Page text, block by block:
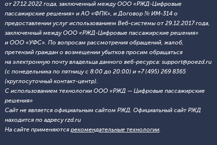
от 27.12.2022 года, заключенный между ООО «РЖД-Цифровые
пассажирские решения» и АО «ФПК», и Договор № ИМ-314 о
предоставлении услуг использованием Веб-системы от 29.12.2017 года,
заключенный между ООО «РЖД-Цифровые пассажирские решения»
и ООО «УФС». По вопросам рассмотрения обращений, жалоб,
претензий граждан о возмещении убытков просим обращаться
на электронную почту владельца данного веб-ресурса: support@poezd.ru
(с понедельника по пятницу с 8:00 до 20:00) и +7 (495) 269 8365
(круглосуточный контакт-центр).
С использованием технологии ООО «РЖД — Цифровые пассажирские
решения»
Сайт не является официальным сайтом РЖД. Официальный сайт РЖД
находится по адресу rzd.ru
На сайте применяются рекомендательные технологии.